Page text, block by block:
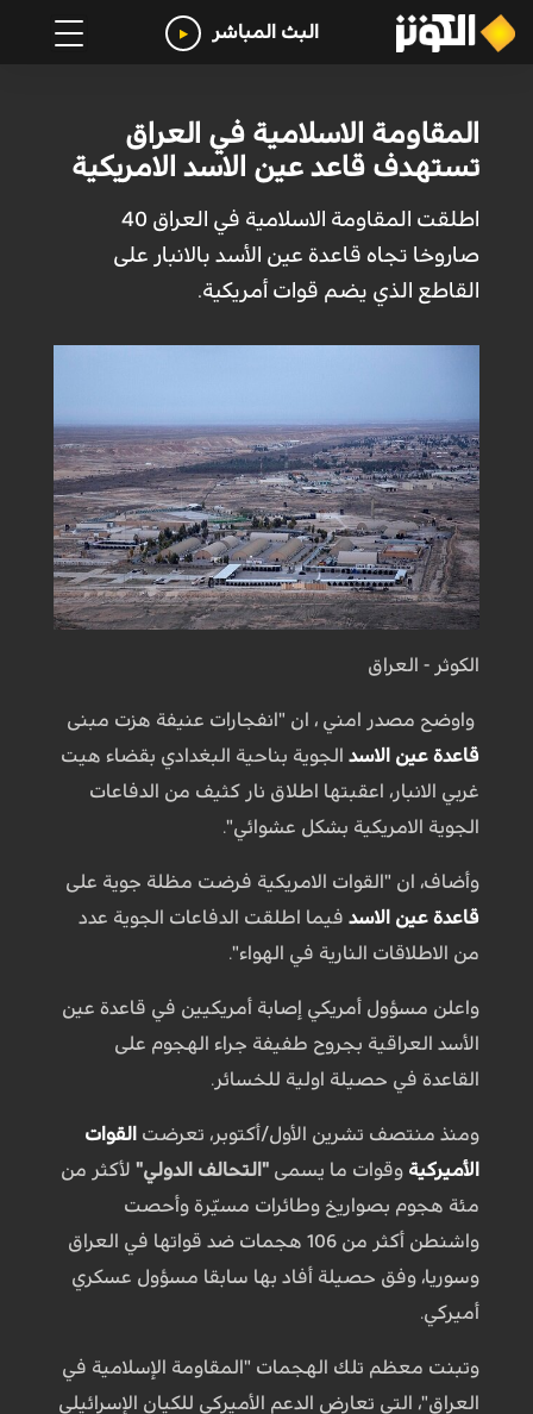
البث المباشر
المقاومة الاسلامية في العراق
تستهدف قاعد عين الاسد الامريكية
اطلقت المقاومة الاسلامية في العراق 40
صاروخا تجاه قاعدة عين الأسد بالانبار على
القاطع الذي يضم قوات أمريكية.
الكوثر - العراق
واوضح مصدر امني ، ان "انفجارات عنيفة هزت مبنى
قاعدة عين الاسدالجوية بناحية البغدادي بقضاء هيت
غربي الانبار، اعقبتها اطلاق نار كثيف من الدفاعات
الجوية الامريكية بشكل عشوائي".
وأضاف، ان "القوات الامريكية فرضت مظلة جوية على
قاعدة عين الاسدفيما اطلقت الدفاعات الجوية عدد
من الاطلاقات النارية في الهواء".
واعلن مسؤول أمريكي إصابة أمريكيين في قاعدة عين
الأسد العراقية بجروح طفيفة جراء الهجوم على
القاعدة في حصيلة اولية للخسائر.
ومنذ منتصف تشرين الأول/أكتوبر، تعرضت القوات
الأميركية وقوات ما يسمى "التحالف الدولي"لأكثر من
مئة هجوم بصواريخ وطائرات مسيّرة وأحصت
واشنطن أكثر من 106 هجمات ضد قواتها في العراق
وسوريا، وفق حصيلة أفاد بها سابقا مسؤول عسكري
أميركي.
وتبنت معظم تلك الهجمات "المقاومة الإسلامية في
العراق"، التي تعارض الدعم الأميركي للكيان الإسرائيلي